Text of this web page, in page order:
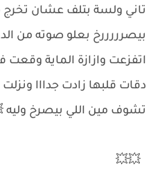
تاني ولسة بتلف عشان
بيصرررررخ بعلو صوته من
اتفزعت وازازة الماية وقعت في
دقات قلبها زادت جدااا
تشوف مين اللي بيصرخ وليه
💥💥